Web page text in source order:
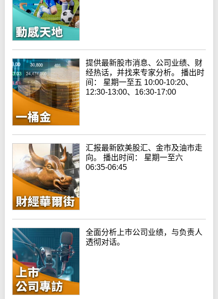
提供最新股市消息、公司业绩、财
经热话，并找来专家分析。 播出时
间： 星期一至五 10:00-10:20、
12:30-13:00、16:30-17:00
汇报最新欧美股汇、金市及油市走
向。 播出时间： 星期一至六
06:35-06:45
全面分析上巿公司业绩，与负责人
透彻对话。